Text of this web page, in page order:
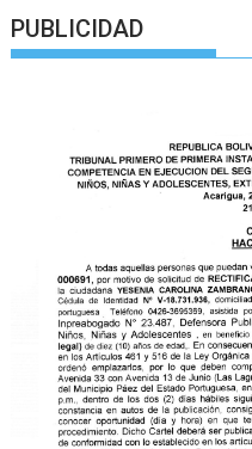
PUBLICIDAD